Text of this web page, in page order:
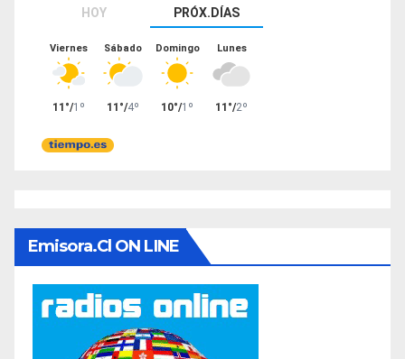
Emisora.cl ON LINE